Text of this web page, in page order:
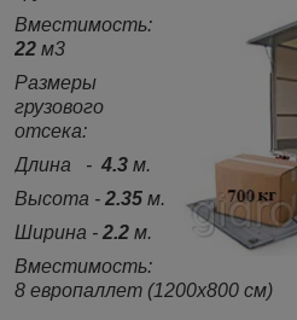
Вместимость:
22 м3
Размеры
грузового
отсека:
Длина - 4.3 м.
Высота - 2.35 м.
Ширина - 2.2 м.
Вместимость:
8 европаллет (1200х800 см)